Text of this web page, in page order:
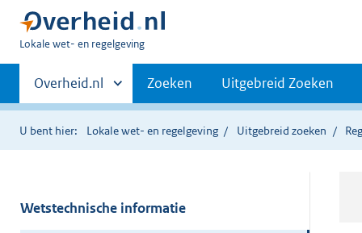
U
hier:
Lokale wet- en regelgeving
Primaire
navigatie
Andere
sites
binnen
Overheid.nl Zoeken Uitgebreid Zoeken
U bent hier: Lokale wet- en regelgeving Uitgebreid zoeken
Wetstechnische informatie